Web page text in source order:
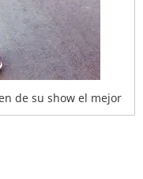
de su show el mejor